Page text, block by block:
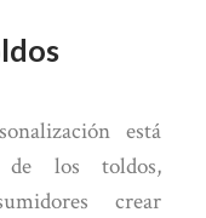
está
de los toldos,
crear